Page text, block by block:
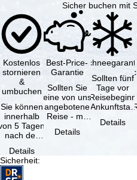
Sicher buchen mit
Kostenlos
stornieren
&
umbuchen
Sie können
innerhalb
5 Tagen
nach der
kostenfrei
…
Details
Best-Price-
Garantie
Sollten Sie
eine von uns
angebotene
Reise - mit
Leistung und
Details
Sollten fünf
Tage vor
Reisebeginn
aufgrund von
Schneemangel
Details
Sicherheit: